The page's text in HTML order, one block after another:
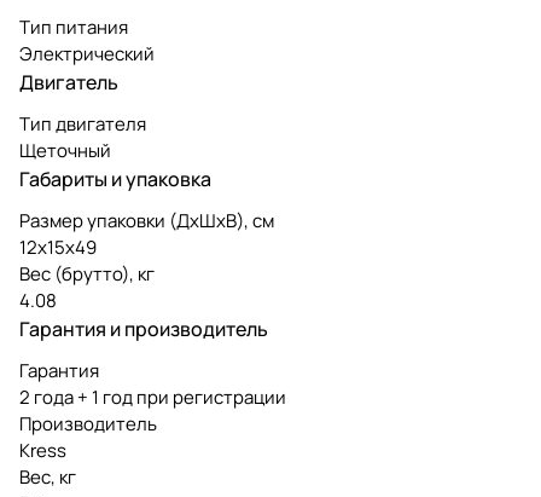
Тип питания
Электрический
Двигатель
Тип двигателя
Щеточный
Габариты и упаковка
Размер упаковки (ДxШxВ), см
12x15x49
Вес (брутто), кг
4.08
Гарантия и производитель
Гарантия
2 года + 1 год при регистрации
Производитель
Kress
Вес, кг